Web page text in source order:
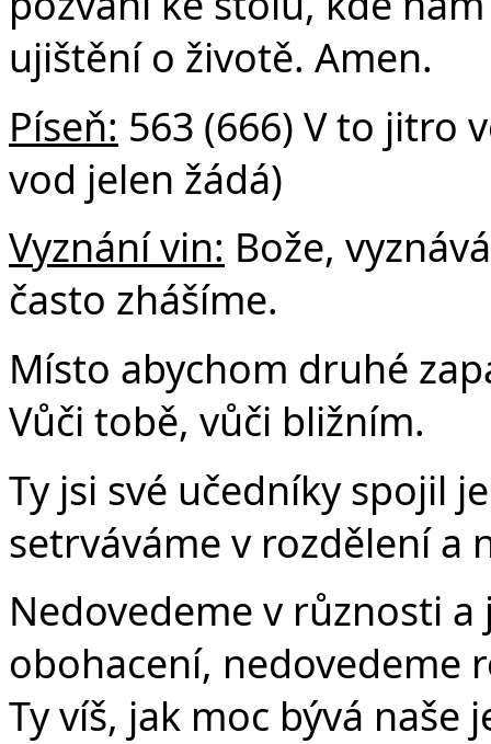
ujištění o životě. Amen.
Píseň: 563 (666) V to jitro
vod jelen žádá)
Vyznání vin: Bože,
často zhášíme.
Místo abychom druhé
Vůči tobě, vůči bližním.
Ty jsi své učedníky spojil
setrváváme v rozdělení a
Nedovedeme v různosti
obohacení, nedovedeme
Ty víš, jak moc bývá naše